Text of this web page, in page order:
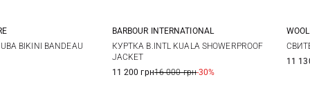
44 46
BIKINI BANDEAU
8 10 12
BARBOUR INTERNATIONAL
КУРТКА B.INTL KUALA SHOWERPROOF
JACKET
11 200 грн16 000 грн-30%
11